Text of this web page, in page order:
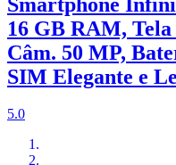
16 GB RAM, Tela
Câm. 50 MP,
SIM Elegante e
5.0